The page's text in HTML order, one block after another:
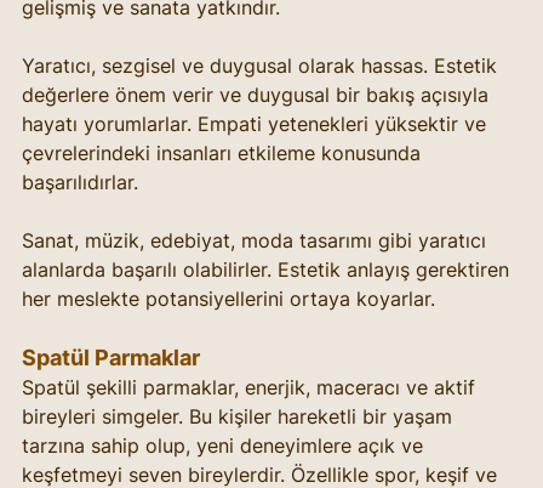
gelişmiş ve sanata yatkındır.
Yaratıcı, sezgisel ve duygusal olarak hassas. Estetik
değerlere önem verir ve duygusal bir bakış açısıyla
hayatı yorumlarlar. Empati yetenekleri yüksektir ve
çevrelerindeki insanları etkileme konusunda
başarılıdırlar.
Sanat, müzik, edebiyat, moda tasarımı gibi yaratıcı
alanlarda başarılı olabilirler. Estetik anlayış gerektiren
her meslekte potansiyellerini ortaya koyarlar.
Spatül Parmaklar
Spatül şekilli parmaklar, enerjik, maceracı ve aktif
bireyleri simgeler. Bu kişiler hareketli bir yaşam
tarzına sahip olup, yeni deneyimlere açık ve
keşfetmeyi seven bireylerdir. Özellikle spor, keşif ve